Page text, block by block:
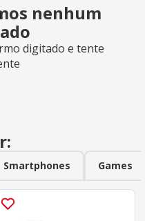
nenhum
digitado e tente
Smartphones Games